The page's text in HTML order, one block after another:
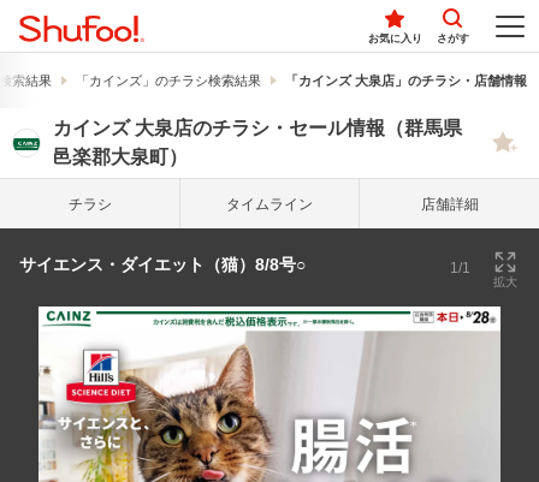
お気に入り さがす
索結果 「カインズ」のチラシ検索結果 「カインズ 大泉店」のチラシ・店舗情報
カインズ 大泉店のチラシ・セール情報（群馬県
邑楽郡大泉町）
チラシ タイム ライン 店舗詳細
サイエンス・ダイエット（猫）8/8号○ 1/1
拡大